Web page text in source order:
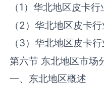
（1）华北地区‌‌皮卡‌‌‌
（2）华北地区‌‌皮卡‌‌‌
（3）华北地区‌‌皮卡‌‌‌
第六节 东北地区市场
一、东北地区概述